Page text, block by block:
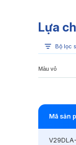
Lựa
Bộ lọc
Màu vỏ
Mã sản